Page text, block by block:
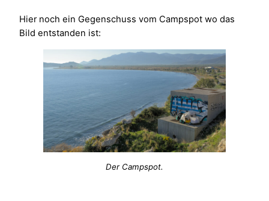
Hier noch ein Gegenschuss vom Campspot wo das
Bild entstanden ist:
Der Campspot.